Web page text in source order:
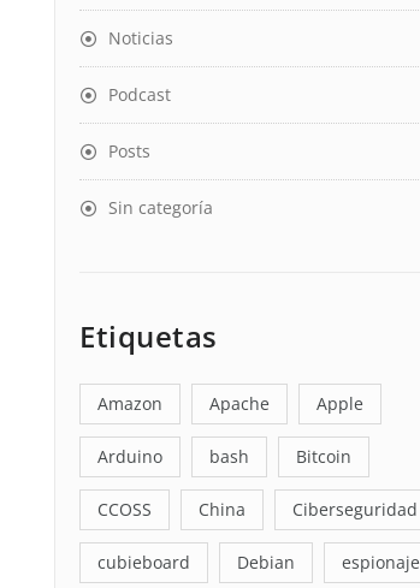
Noticias
Podcast
Posts
Sin categoría
Etiquetas
Amazon Apache Apple
Arduino bash Bitcoin
CCOSS China Ciberseguridad
cubieboard Debian espionaje